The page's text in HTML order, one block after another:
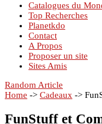
Catalogues du
Top Recherches
Planetkdo
Contact
A Propos
Proposer un site
Sites Amis
Random Article
Home -> Cadeaux ->
FunStuff et